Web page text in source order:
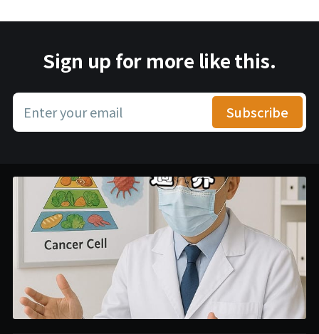
Sign up for more like this.
Enter your email Subscribe